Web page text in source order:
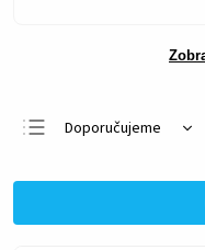
Doporučujeme